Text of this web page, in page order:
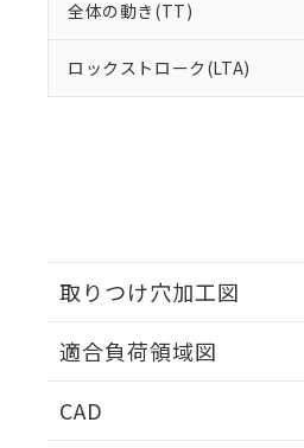
全体の動き(TT)
ロックストローク(LTA)
取りつけ穴加工図
適合負荷領域図
CAD